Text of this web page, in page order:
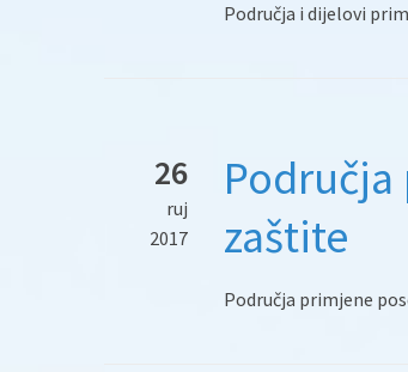
Područja i dijelovi
26
ruj
2017
zaštite
Područja primjene